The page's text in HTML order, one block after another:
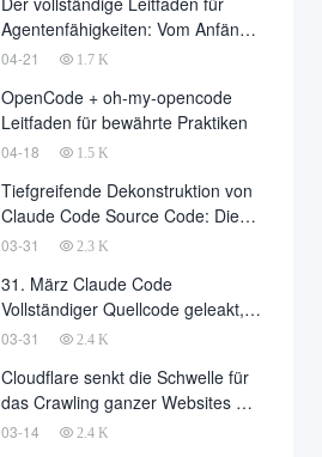
Agentenfähigkeiten: Vom Anfänger
zum Meister
04-21 1.7 K
OpenCode + oh-my-opencode
Leitfaden für bewährte Praktiken
04-18 1.5 K
Tiefgreifende Dekonstruktion von
Claude Code Source Code: Die
Philosophie der
Zeilen Code
03-31 2.3 K
31. März Claude Code
Vollständiger Quellcode geleakt,
510.000 Zeilen Kerncode über das
03-31 2.4 K
Cloudflare senkt die Schwelle für
das Crawling ganzer Websites mit
einer einzigen API-Anfrage auf
03-14 2.4 K